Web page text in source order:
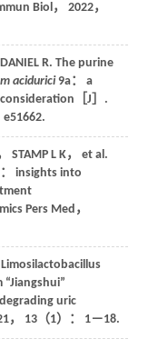
Biol， 2022，
DANIEL R. The purine
acidurici9a： a
［J］.
STAMP L K， et al.
insights into
Pers Med ，
uric
， 13（1）： 1－18.